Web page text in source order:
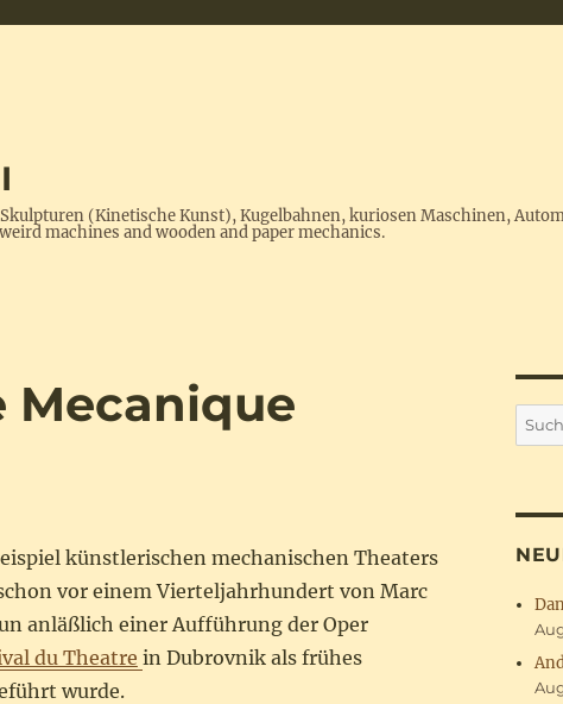
(Kinetische Kunst), Kugelbahnen, kuriosen Maschinen,
machines and wooden and paper mechanics.
Mecanique
künstlerischen mechanischen Theaters
vor einem Vierteljahrhundert von Marc
anläßlich einer Aufführung der Oper
du Theatre in Dubrovnik als frühes
wurde.
Suchen
nach: